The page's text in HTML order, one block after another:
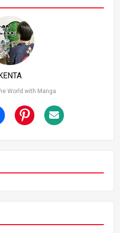
World with Manga